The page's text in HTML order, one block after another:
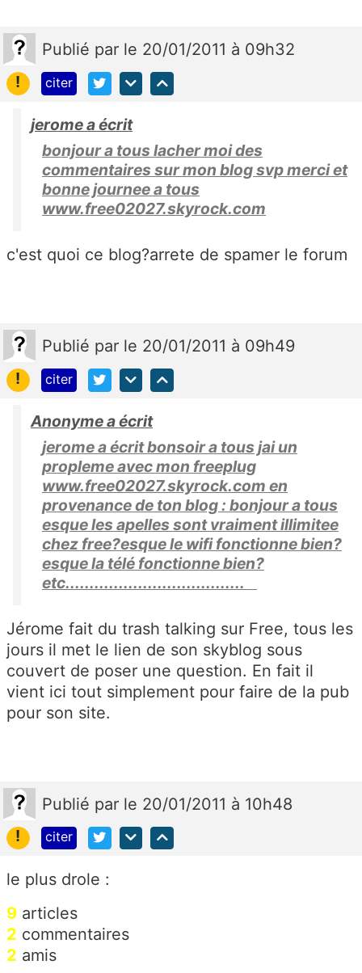
Publié par le 20/01/2011 à 09h32
!
citer
jerome a écrit
bonjour a tous lacher moi des
commentaires sur mon blog svp merci et
bonne journee a tous
www.free02027.skyrock.com
c'est quoi ce blog?arrete de spamer le forum
Publié par le 20/01/2011 à 09h49
!
citer
Anonyme a écrit
jerome a écrit bonsoir a tous jai un
propleme avec mon freeplug
www.free02027.skyrock.com en
provenance de ton blog : bonjour a tous
esque les apelles sont vraiment illimitee
chez free?esque le wifi fonctionne bien?
esque la télé fonctionne bien?
etc.....................................
Jérome fait du trash talking sur Free, tous les
jours il met le lien de son skyblog sous
couvert de poser une question. En fait il
vient ici tout simplement pour faire de la pub
pour son site.
Publié par le 20/01/2011 à 10h48
!
citer
le plus drole :
9 articles
2 commentaires
2 amis